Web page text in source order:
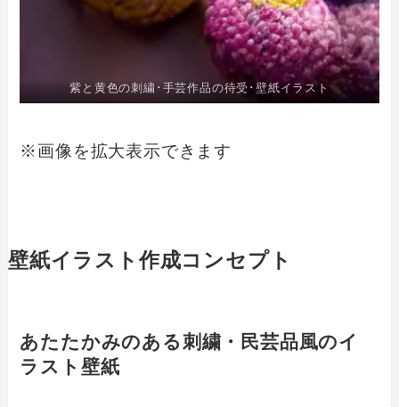
紫と黄色の刺繍･手芸作品の待受･壁紙イラスト
※画像を拡大表示できます
壁紙イラスト作成コンセプト
あたたかみのある刺繍・民芸品風のイ
ラスト壁紙